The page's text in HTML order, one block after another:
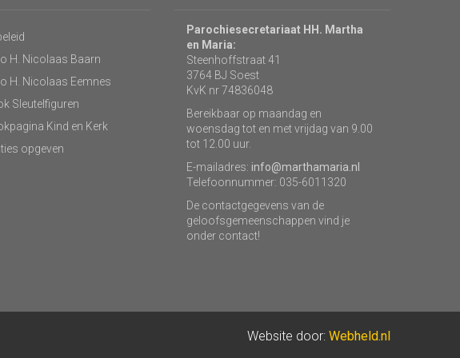
H. Nicolaas Baarn
H. Nicolaas Eemnes
Sleutelfiguren
Kind en Kerk
opgeven
Parochiesecretariaat HH. Martha
en Maria:
Steenhoffstraat 41
3764 BJ Soest
KvK nr 74836048
Bereikbaar op maandag en
woensdag tot en met vrijdag van 9.00
tot 12.00 uur.
E-mailadres: info@marthamaria.nl
Telefoonnummer: 035-6011320
De contactgegevens van de
geloofsgemeenschappen vind je
onder contact!
Website door: Webheld.nl